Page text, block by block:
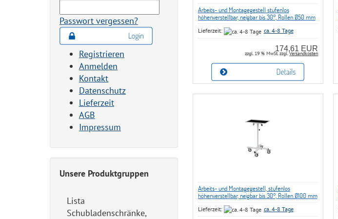
Passwort vergessen?
Registrieren
Anmelden
Kontakt
Datenschutz
Lieferzeit
AGB
Impressum
Unsere Produktgruppen
Lista
Schubladenschränke,
Arbeits- und Montagegestell stufenlos
höhenverstellbar, neigbar bis 30°, Rollen Ø50 mm
Lieferzeit: ca. 4-8 Tage
174,61 EUR
zzgl. 19 % MwSt. zzgl.Versandkosten
Arbeits- und Montagegestell, stufenlos
höhenverstellbar, neigbar bis 30°, Rollen Ø100 mm
Lieferzeit: ca. 4-8 Tage